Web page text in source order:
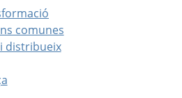
comunes
distribueix